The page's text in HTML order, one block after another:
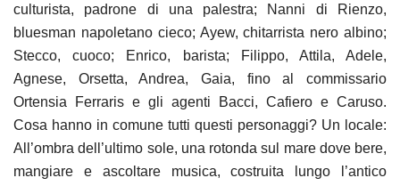
culturista, padrone di una palestra; Nanni di Rienzo,
bluesman napoletano cieco; Ayew, chitarrista nero albino;
Stecco, cuoco; Enrico, barista; Filippo, Attila, Adele,
Agnese, Orsetta, Andrea, Gaia, fino al commissario
Ortensia Ferraris e gli agenti Bacci, Cafiero e Caruso.
Cosa hanno in comune tutti questi personaggi? Un locale:
All’ombra dell’ultimo sole, una rotonda sul mare dove bere,
mangiare e ascoltare musica, costruita lungo l’antico